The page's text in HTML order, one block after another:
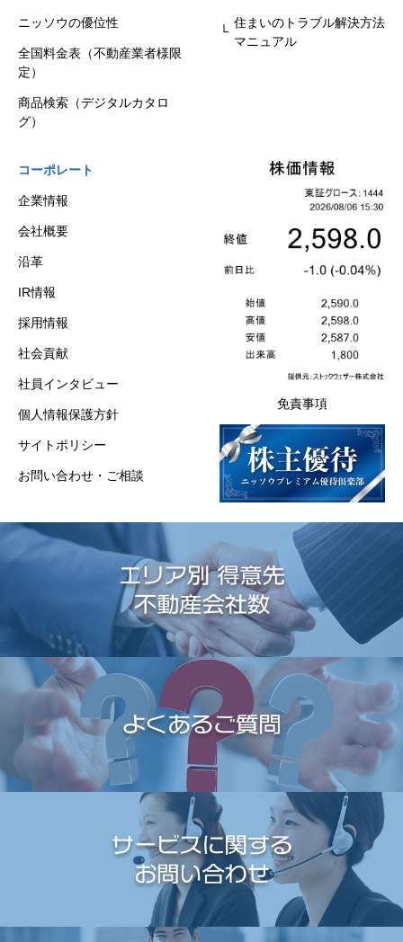
ニッソウの優位性
全国料金表（不動産業者様限
定）
商品検索（デジタルカタロ
グ）
住まいのトラブル解決方法
マニュアル
コーポレート
企業情報
会社概要
沿革
IR情報
採用情報
社会貢献
社員インタビュー
個人情報保護方針
サイトポリシー
お問い合わせ・ご相談
免責事項